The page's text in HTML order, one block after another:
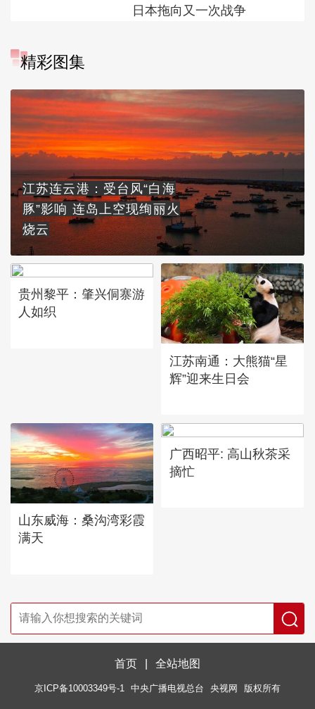
日本拖向又一次战争
精彩图集
江苏连云港：受台风“白海
豚”影响 连岛上空现绚丽火
烧云
贵州黎平：肇兴侗寨游
人如织
江苏南通：大熊猫“星
辉”迎来生日会
山东威海：桑沟湾彩霞
满天
广西昭平: 高山秋茶采
摘忙
首页 全站地图
京ICP备10003349号-1 中央广播电视总台 央视网 版权所有